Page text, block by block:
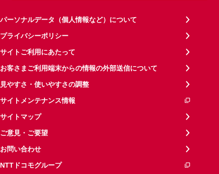
パーソナルデータ（個人情報など）について
プライバシーポリシー
サイトご利用にあたって
お客さまご利用端末からの情報の外部送信について
見やすさ・使いやすさの調整
サイトメンテナンス情報
サイトマップ
ご意見・ご要望
お問い合わせ
NTTドコモグループ